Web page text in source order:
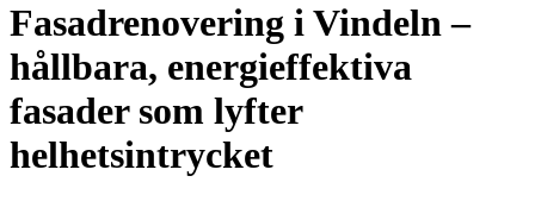
Fasadrenovering i Vindeln –
hållbara, energieffektiva
fasader som lyfter
helhetsintrycket